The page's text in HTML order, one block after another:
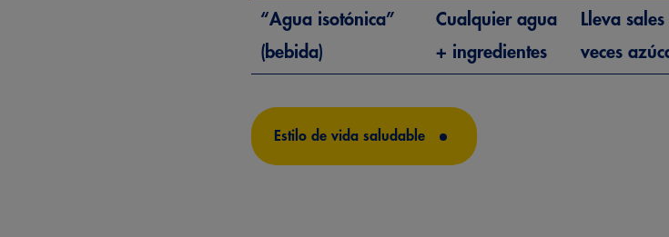
“Agua isotónica”
(bebida)
Cualquier agua
+ ingredientes
Lleva
veces
Estilo de vida saludable